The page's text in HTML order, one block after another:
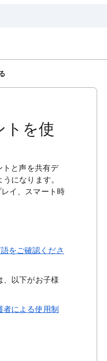
トを使
トと声を共有デ
になります。
イ、スマート時
をご確認くださ
、以下がお子様
による使用制